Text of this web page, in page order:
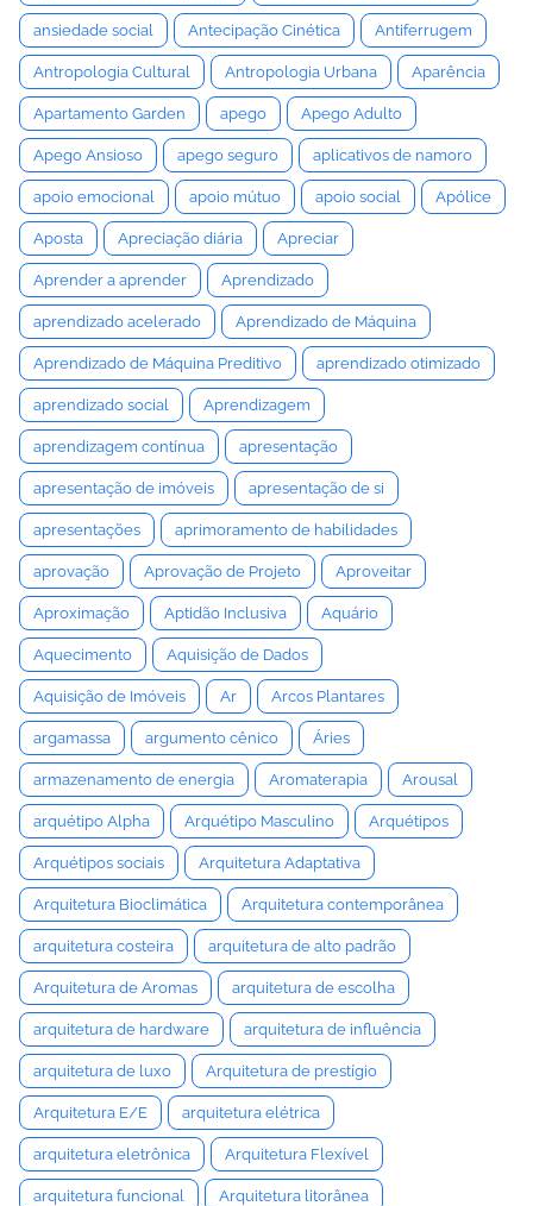
ansiedade social Antecipação Cinética Antiferrugem
Antropologia Cultural Antropologia Urbana Aparência
Apartamento Garden apego Apego Adulto
Apego Ansioso apego seguro aplicativos de namoro
apoio emocional apoio mútuo apoio social Apólice
Aposta Apreciação diária Apreciar
Aprender a aprender Aprendizado
aprendizado acelerado Aprendizado de Máquina
Aprendizado de Máquina Preditivo aprendizado otimizado
aprendizado social Aprendizagem
aprendizagem contínua apresentação
apresentação de imóveis apresentação de si
apresentações aprimoramento de habilidades
aprovação Aprovação de Projeto Aproveitar
Aproximação Aptidão Inclusiva Aquário
Aquecimento Aquisição de Dados
Aquisição de Imóveis Ar Arcos Plantares
argamassa argumento cênico Áries
armazenamento de energia Aromaterapia Arousal
arquétipo Alpha Arquétipo Masculino Arquétipos
Arquétipos sociais Arquitetura Adaptativa
Arquitetura Bioclimática Arquitetura contemporânea
arquitetura costeira arquitetura de alto padrão
Arquitetura de Aromas arquitetura de escolha
arquitetura de hardware arquitetura de influência
arquitetura de luxo Arquitetura de prestígio
Arquitetura E/E arquitetura elétrica
arquitetura eletrônica Arquitetura Flexível
arquitetura funcional Arquitetura litorânea